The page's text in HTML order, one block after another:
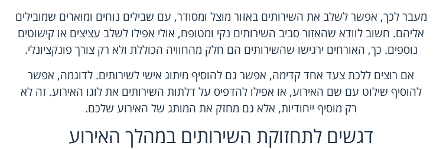
מעבר לכך, אפשר לשלב את השירותים באזור מוצל ומסודר, עם שבילים נוחים ומוארים שמובילים
אליהם. חשוב לוודא שהאזור סביב השירותים נקי ומטופח, אולי אפילו לשלב עציצים או קישוטים
נוספים. כך, האורחים ירגישו שהשירותים הם חלק מהחוויה הכוללת ולא רק צורך פונקציונלי.
אם רוצים ללכת צעד אחד קדימה, אפשר גם להוסיף מיתוג אישי לשירותים. לדוגמה, אפשר
להוסיף שילוט עם שם האירוע, או אפילו להדפיס על דלתות השירותים את לוגו האירוע. זה לא
רק מוסיף ייחודיות, אלא גם מחזק את המותג של האירוע שלכם.
דגשים לתחזוקת השירותים במהלך האירוע